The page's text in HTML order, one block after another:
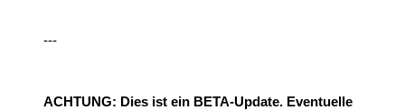
---
ACHTUNG: Dies ist ein BETA-Update. Eventuelle